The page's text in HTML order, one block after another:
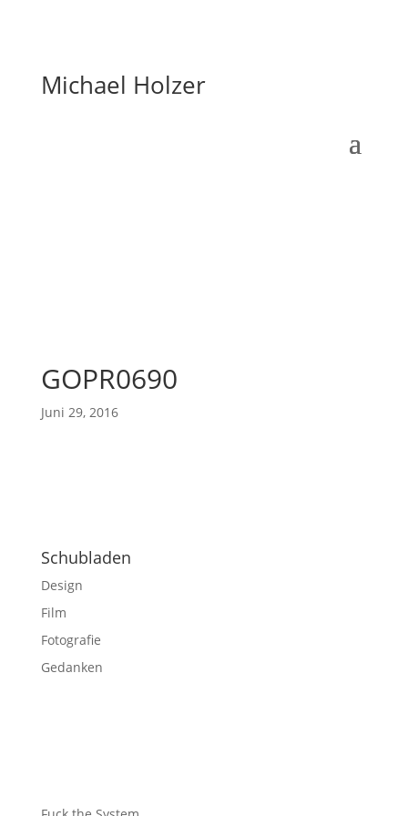
Michael Holzer
GOPR0690
Juni 29, 2016
Schubladen
Design
Film
Fotografie
Gedanken